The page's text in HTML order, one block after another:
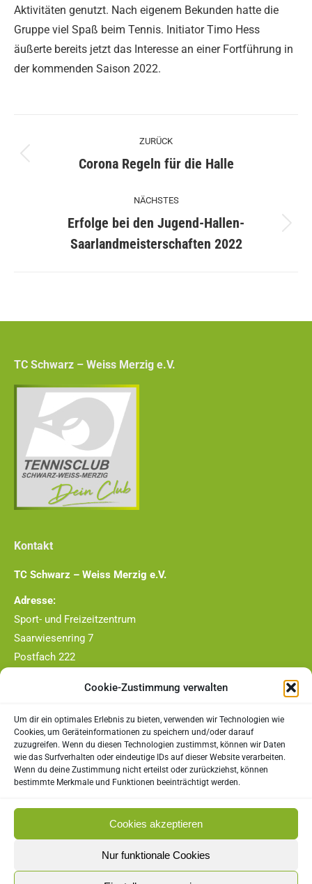
Cookie-Zustimmung verwalten
Um dir ein optimales Erlebnis zu bieten, verwenden wir Technologien wie
Cookies, um Geräteinformationen zu speichern und/oder darauf
zuzugreifen. Wenn du diesen Technologien zustimmst, können wir Daten
wie das Surfverhalten oder eindeutige IDs auf dieser Website verarbeiten.
Wenn du deine Zustimmung nicht erteilst oder zurückziehst, können
bestimmte Merkmale und Funktionen beeinträchtigt werden.
Cookies akzeptieren
Nur funktionale Cookies
Aktivitäten genutzt. Nach eigenem Bekunden hatte die
Gruppe viel Spaß beim Tennis. Initiator Timo Hess
äußerte bereits jetzt das Interesse an einer Fortführung in
der kommenden Saison 2022.
Kommentarnavigation
ZURÜCK
Vorheriger
Corona Regeln für die Halle
NÄCHSTES
Nächster
Beitrag:
Erfolge bei den Jugend-Hallen-
Saarlandmeisterschaften 2022
TC Schwarz – Weiss Merzig e.V.
Kontakt
TC Schwarz – Weiss Merzig e.V.
Adresse:
Sport- und Freizeitzentrum
Saarwiesenring 7
Postfach 222
0177/4409790
E-Mail:
vorstand@tc-merzig.de
Impressum